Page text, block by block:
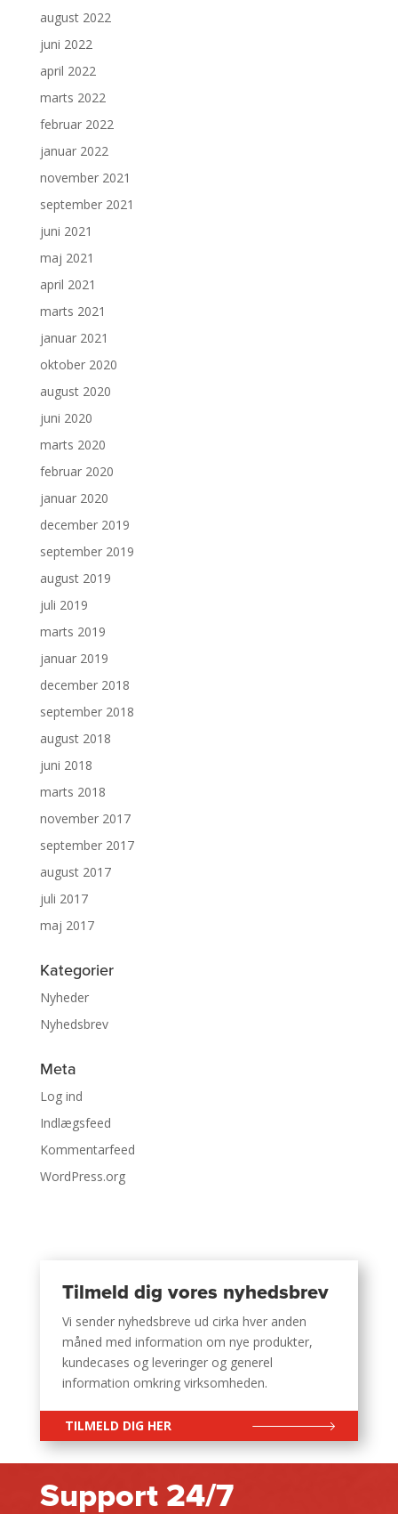
august 2022
juni 2022
april 2022
marts 2022
februar 2022
januar 2022
november 2021
september 2021
juni 2021
maj 2021
april 2021
marts 2021
januar 2021
oktober 2020
august 2020
juni 2020
marts 2020
februar 2020
januar 2020
december 2019
september 2019
august 2019
juli 2019
marts 2019
januar 2019
december 2018
september 2018
august 2018
juni 2018
marts 2018
november 2017
september 2017
august 2017
juli 2017
maj 2017
Kategorier
Nyheder
Nyhedsbrev
Meta
Log ind
Indlægsfeed
Kommentarfeed
WordPress.org
Tilmeld dig vores nyhedsbrev
Vi sender nyhedsbreve ud cirka hver anden
måned med information om nye produkter,
kundecases og leveringer og generel
information omkring virksomheden.
TILMELD DIG HER
Support 24/7